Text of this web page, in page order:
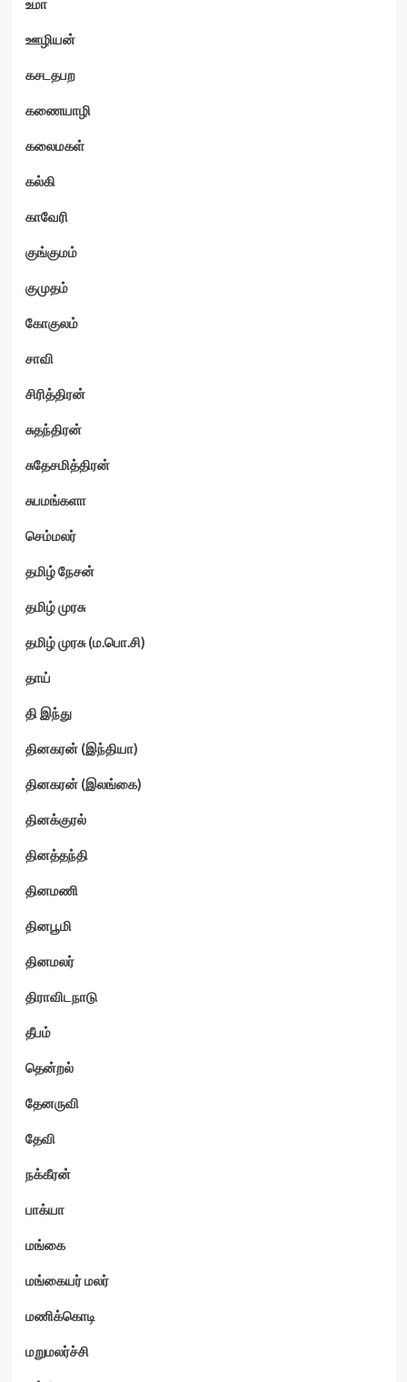
உமா
ஊழியன்
கசடதபற
கணையாழி
கலைமகள்
கல்கி
காவேரி
குங்குமம்
குமுதம்
கோகுலம்
சாவி
சிரித்திரன்
சுதந்திரன்
சுதேசமித்திரன்
சுபமங்களா
செம்மலர்
தமிழ் நேசன்
தமிழ் முரசு
தமிழ் முரசு (ம.பொ.சி)
தாய்
தி இந்து
தினகரன் (இந்தியா)
தினகரன் (இலங்கை)
தினக்குரல்
தினத்தந்தி
தினமணி
தினபூமி
தினமலர்
திராவிடநாடு
தீபம்
தென்றல்
தேனருவி
தேவி
நக்கீரன்
பாக்யா
மங்கை
மங்கையர் மலர்
மணிக்கொடி
மறுமலர்ச்சி